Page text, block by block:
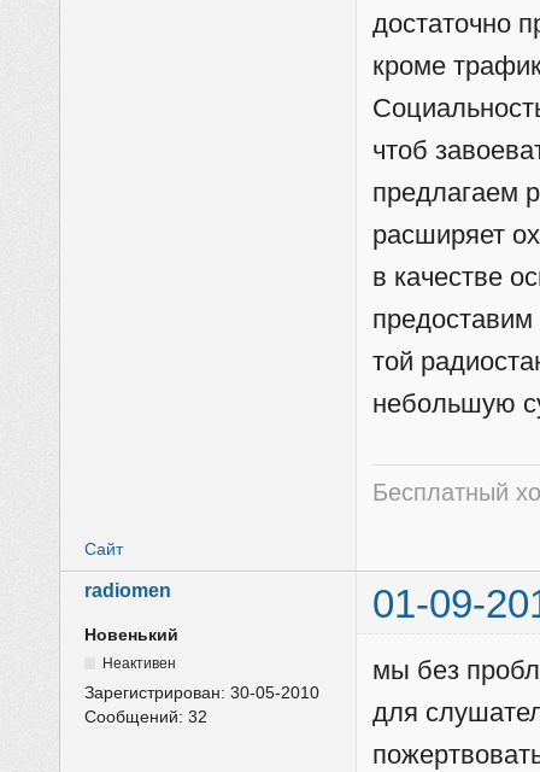
достаточно
кроме
чтоб
предлагаем
расширяет
в качестве
той
небольшую
Бесплатный
Сайт
radiomen 01-09-
Новенький
Неактивен
Зарегистрирован:30-05-2010
Сообщений:32
мы без
для